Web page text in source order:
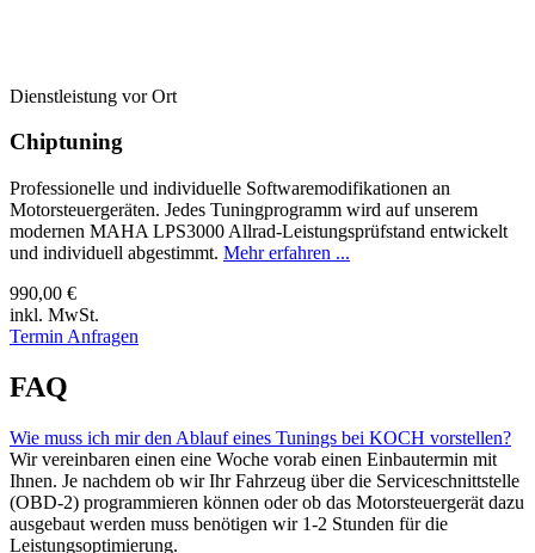
Dienstleistung vor Ort
Chiptuning
Professionelle und individuelle Softwaremodifikationen an
Motorsteuergeräten. Jedes Tuningprogramm wird auf unserem
modernen MAHA LPS3000 Allrad-Leistungsprüfstand entwickelt
und individuell abgestimmt. Mehr erfahren ...
990,00 €
inkl. MwSt.
Termin Anfragen
FAQ
Wie muss ich mir den Ablauf eines Tunings bei KOCH vorstellen?
Wir vereinbaren einen eine Woche vorab einen Einbautermin mit
Ihnen. Je nachdem ob wir Ihr Fahrzeug über die Serviceschnittstelle
(OBD-2) programmieren können oder ob das Motorsteuergerät dazu
ausgebaut werden muss benötigen wir 1-2 Stunden für die
Leistungsoptimierung.